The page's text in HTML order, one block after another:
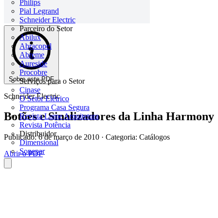
Philips
Pial Legrand
Schneider Electric
Parceiro do Setor
Abilux
Abracopel
Abreme
Aureside
Procobre
Serviços para o Setor
Cinase
O Setor Elétrico
Programa Casa Segura
Revista Lume Arquitetura
Revista Potência
Distribuidor
Dimensional
Sonepar
Sobre este PDF
Schneider Electric
Botões e Sinalizadores da Linha Harmony
Publicado: 6 de março de 2010 · Categoria: Catálogos
Abrir o PDF